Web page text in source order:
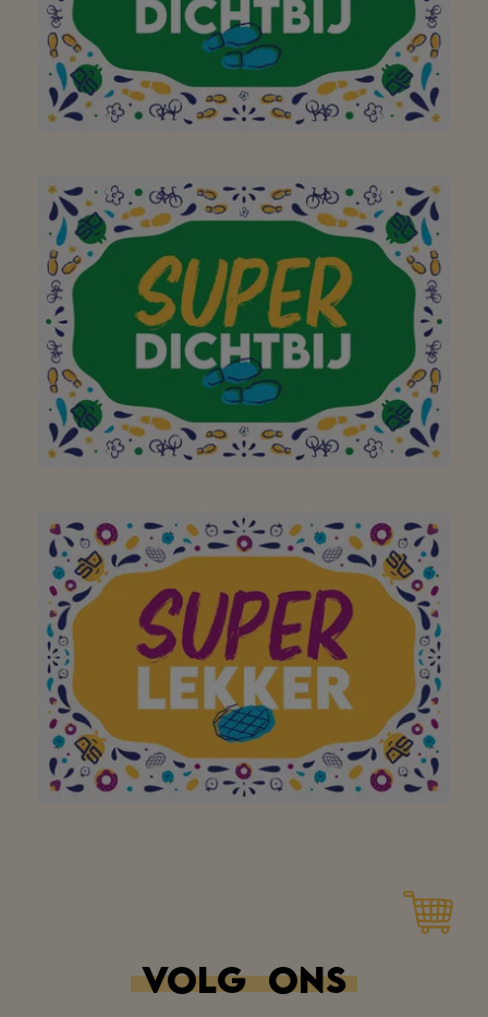
Aan mijn favoriete
buurtsuper waar ik met
plezier, en met de fiets
of te voet,
boodschappen kan gaan
doen! Bedankt!
Gemakkelijk bereikbare
winkel, zeer goede
slagerij.
personeel.
VOLG ONS